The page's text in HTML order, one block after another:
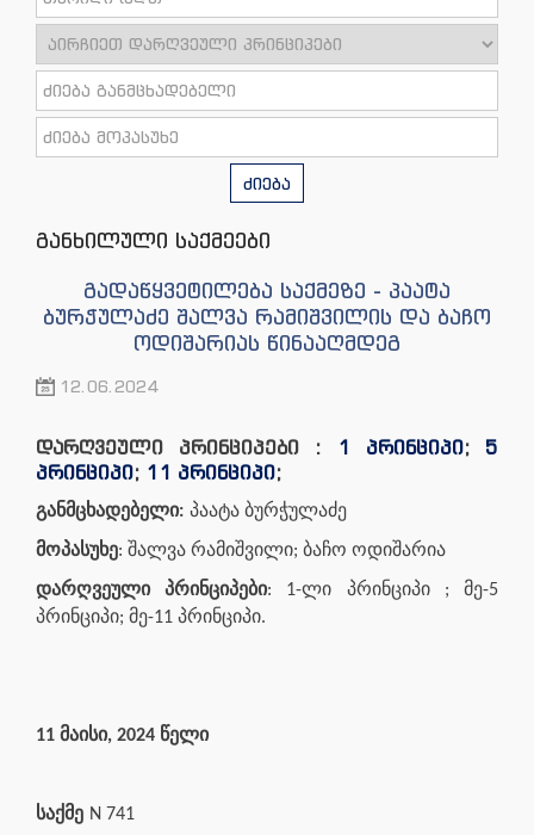
ძიება
განხილული საქმეები
გადაწყვეტილება საქმეზე - პაატა
ბურჭულაძე შალვა რამიშვილის და ბაჩო
ოდიშარიას წინააღმდეგ
12.06.2024
დარღვეული პრინციპები : 1 პრინციპი; 5
პრინციპი; 11 პრინციპი;
განმცხადებელი: პაატა ბურჭულაძე
მოპასუხე: შალვა რამიშვილი; ბაჩო ოდიშარია
დარღვეული პრინციპები: 1-ლი პრინციპი ; მე-5
პრინციპი; მე-11 პრინციპი.
11 მაისი, 2024 წელი
საქმე N 741